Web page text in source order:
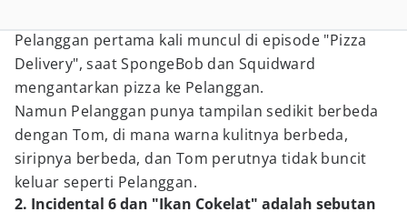
Pelanggan pertama kali muncul di episode "Pizza
Delivery", saat SpongeBob dan Squidward
mengantarkan pizza ke Pelanggan.
Namun Pelanggan punya tampilan sedikit berbeda
dengan Tom, di mana warna kulitnya berbeda,
siripnya berbeda, dan Tom perutnya tidak buncit
keluar seperti Pelanggan.
2. Incidental 6 dan "Ikan Cokelat" adalah sebutan